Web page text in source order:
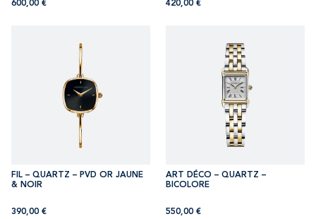
600,00 € 420,00 €
FIL – QUARTZ – PVD OR JAUNE
& NOIR
390,00 €
ART DÉCO – QUARTZ –
BICOLORE
550,00 €